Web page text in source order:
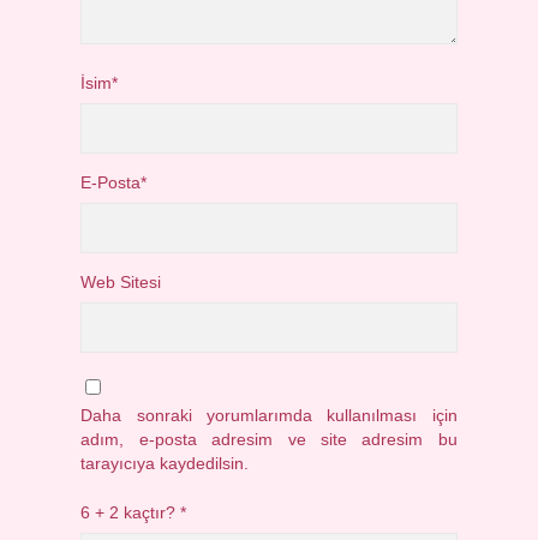
İsim*
E-Posta*
Web Sitesi
Daha sonraki yorumlarımda kullanılması için
adım, e-posta adresim ve site adresim bu
tarayıcıya kaydedilsin.
6 + 2 kaçtır?*